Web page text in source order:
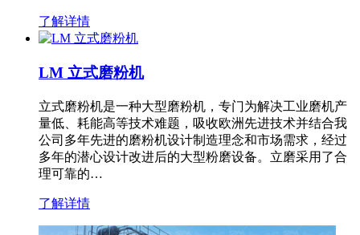
了解详情
LM 立式磨粉机
立式磨粉机是一种大型磨粉机，专门为解决工业磨机产
量低、耗能高等技术难题，吸收欧洲先进技术并结合我
公司多年先进的磨粉机设计制造理念和市场需求，经过
多年的潜心设计改进后的大型粉磨设备。立磨采用了合
理可靠的…
了解详情